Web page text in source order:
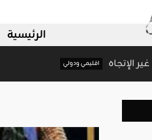
الرئيسية
في غير الإتجاه